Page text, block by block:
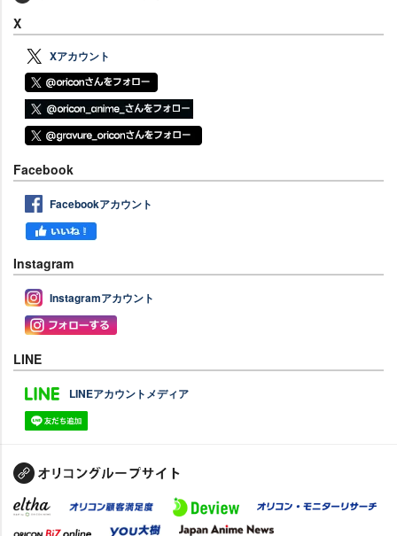
X
Xアカウント
Facebook
Facebookアカウント
Instagram
Instagramアカウント
LINE
LINEアカウントメディア